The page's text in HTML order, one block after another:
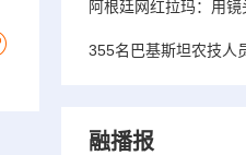
阿根廷网红拉玛：用
355名巴基斯坦农技人
融播报